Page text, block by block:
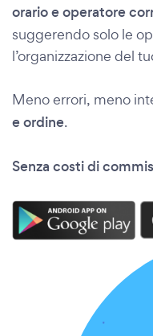
orario e operatore
suggerendo solo le
l’organizzazione del
Meno errori, meno
e ordine.
Senza costi di